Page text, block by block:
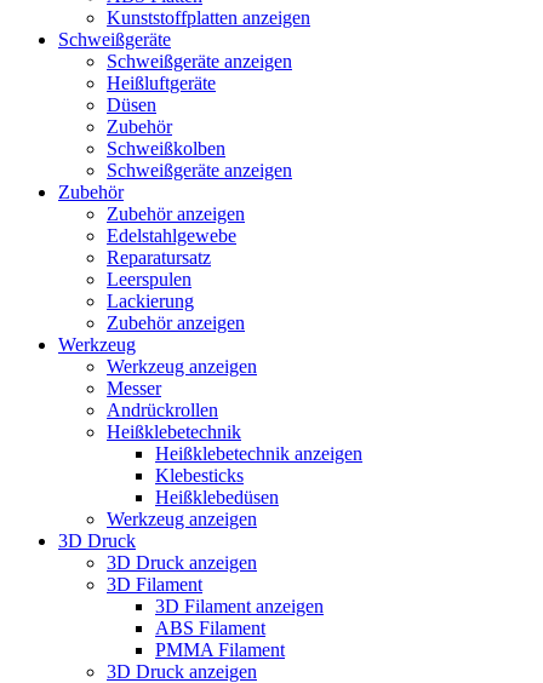
Kunststoffplatten anzeigen
Schweißgeräte
Schweißgeräte anzeigen
Heißluftgeräte
Düsen
Zubehör
Schweißkolben
Schweißgeräte anzeigen
Zubehör
Zubehör anzeigen
Edelstahlgewebe
Reparatursatz
Leerspulen
Lackierung
Zubehör anzeigen
Werkzeug
Werkzeug anzeigen
Messer
Andrückrollen
Heißklebetechnik
Heißklebetechnik anzeigen
Klebesticks
Heißklebedüsen
Werkzeug anzeigen
3D Druck
3D Druck anzeigen
3D Filament
3D Filament anzeigen
ABS Filament
PMMA Filament
3D Druck anzeigen